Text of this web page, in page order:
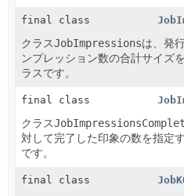
final class
クラスJobImpressionsは、発
ンプレッション数の合計サイズ
ラスです。
final class
クラス
対して完了した印象の数を指定
です。
final class